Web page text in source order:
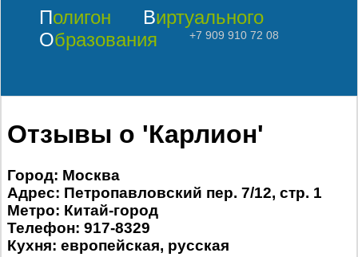
Полигон
Виртуального
Образования
+7 909 910 72 08
Отзывы о 'Карлион'
Город: Москва
Адрес: Петропавловский пер. 7/12, стр. 1
Метро: Китай-город
Телефон: 917-8329
Кухня: европейская, русская